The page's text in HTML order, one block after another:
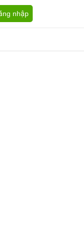
nhập